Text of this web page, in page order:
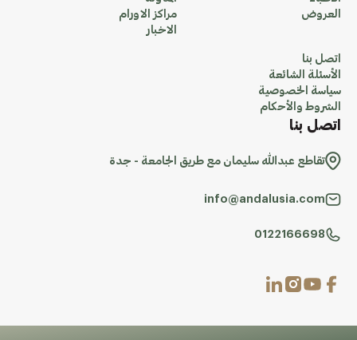
العروض
مراكز الاورام
الاخبار
اتصل بنا
الأسئلة الشائعة
سياسة الخصوصية
الشروط والأحكام
اتصل بنا
تقاطع عبدالله سليمان مع طريق الجامعة - جدة
info@andalusia.com
0122166698